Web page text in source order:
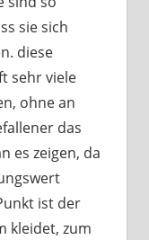
sie sich
diese
sehr viele
ohne an
das
es zeigen, da
ist der
kleidet, zum